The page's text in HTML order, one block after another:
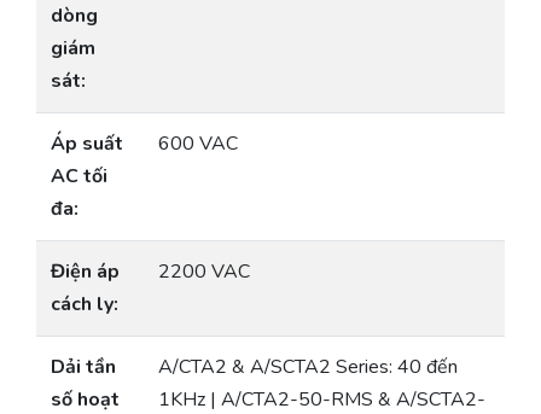
dòng
giám
sát:
Áp suất
AC tối
đa:
600 VAC
Điện áp
cách ly:
2200 VAC
Dải tần
số hoạt
A/CTA2 & A/SCTA2 Series: 40 đến
1KHz | A/CTA2-50-RMS & A/SCTA2-